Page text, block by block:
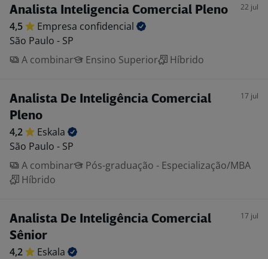
Analista Inteligencia Comercial Pleno 22 jul
4,5 Empresa confidencial
São Paulo - SP
A combinar
Ensino Superior Híbrido
Analista De Inteligência Comercial
Pleno
17 jul
4,2
Eskala
São Paulo - SP
A combinar
Pós-graduação - Especialização/MBA
Híbrido
Analista De Inteligência Comercial
Sênior
17 jul
4,2
Eskala